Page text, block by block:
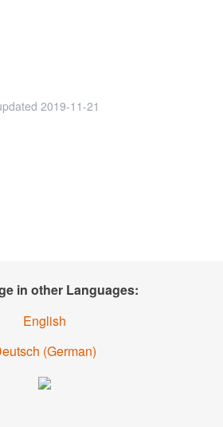
2019-11-21
in other Languages:
English
(German)